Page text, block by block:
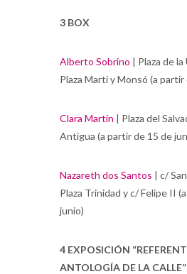
3 BOX
Alberto Sobrino | Plaza de
Plaza Martí y Monsó (a
Clara Martín | Plaza del
Antigua (a partir de 15 de
Nazareth dos Santos | c/
Plaza Trinidad y c/ Felipe II
junio)
4 EXPOSICIÓN
ANTOLOGÍA DE LA CALLE”